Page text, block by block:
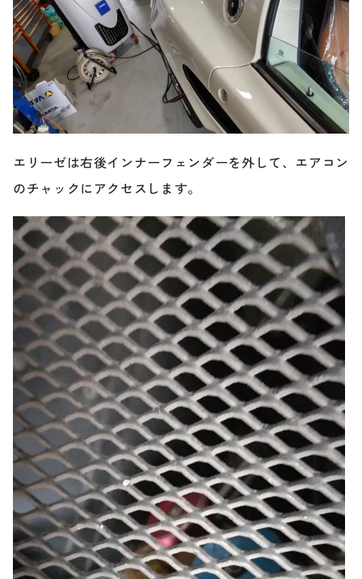
エリーゼは右後インナーフェンダーを外して、エアコン
のチャックにアクセスします。